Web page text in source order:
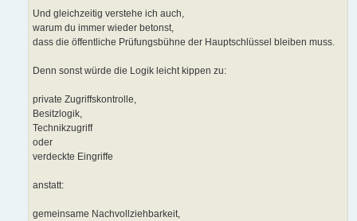
Und gleichzeitig verstehe ich auch,
warum du immer wieder betonst,
dass die öffentliche Prüfungsbühne der Hauptschlüssel bleiben muss.
Denn sonst würde die Logik leicht kippen zu:
private Zugriffskontrolle,
Besitzlogik,
Technikzugriff
oder
verdeckte Eingriffe
anstatt:
gemeinsame Nachvollziehbarkeit,